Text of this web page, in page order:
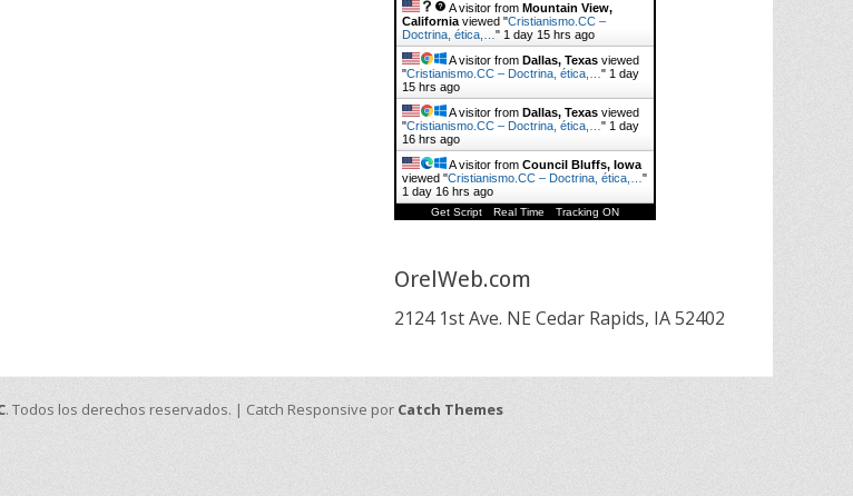
A visitor from Mountain View,
California viewed "Cristianismo.CC –
Doctrina, ética,… " 1 day 15 hrs ago
A visitor from Dallas, Texas viewed
"Cristianismo.CC – Doctrina, ética,… " 1 day
15 hrs ago
A visitor from Dallas, Texas viewed
"Cristianismo.CC – Doctrina, ética,… " 1 day
16 hrs ago
A visitor from Council Bluffs, Iowa
viewed "Cristianismo.CC – Doctrina, ética,… "
1 day 16 hrs ago
Get Script Real Time Tracking ON
OrelWeb.com
2124 1st Ave. NE Cedar Rapids, IA 52402
. Todos los derechos reservados. | Catch Responsive por Catch Themes